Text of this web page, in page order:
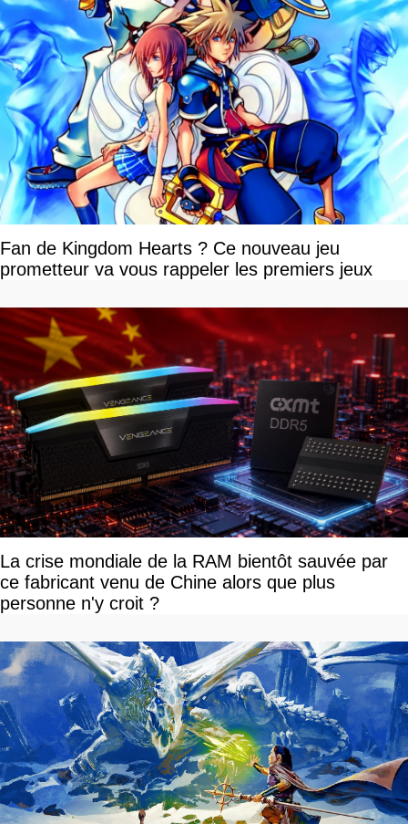
Fan de Kingdom Hearts ? Ce nouveau jeu
prometteur va vous rappeler les premiers jeux
La crise mondiale de la RAM bientôt sauvée par
ce fabricant venu de Chine alors que plus
personne n'y croit ?